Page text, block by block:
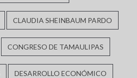
CLAUDIA SHEINBAUM PARDO
CONGRESO DE TAMAULIPAS
DESARROLLO ECONÓMICO